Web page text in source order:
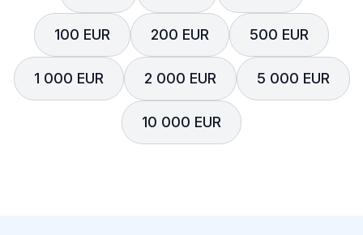
100 EUR 200 EUR 500 EUR
1 000 EUR 2 000 EUR 5 000 EUR
10 000 EUR